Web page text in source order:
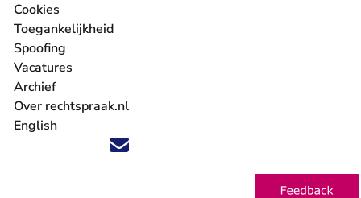
Volg ons op X (Twitter) - U verlaat Rechtspraak.nl
Volg ons op Facebook - U verlaat Rechtspraak.nl
Volg ons op Instagram - U verlaat Rechtspraak.nl
Volg ons op Youtube - U verlaat Rechtspraak.nl
Volg ons op LinkedIn - U verlaat
'Blijf op de hoogte' nieuwsbrief - U verlaat
Cookies
Toegankelijkheid
Spoofing
Vacatures
- U verlaat Rechtspraak.nl
Archief
Over rechtspraak.nl
English